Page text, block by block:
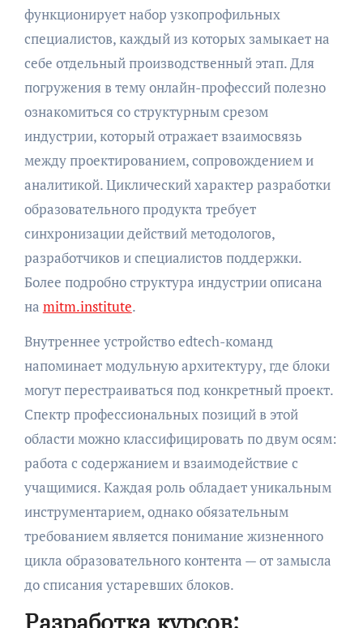
функционирует набор узкопрофильных
специалистов, каждый из которых замыкает на
себе отдельный производственный этап. Для
погружения в тему онлайн-профессий полезно
ознакомиться со структурным срезом
индустрии, который отражает взаимосвязь
между проектированием, сопровождением и
аналитикой. Циклический характер разработки
образовательного продукта требует
синхронизации действий методологов,
разработчиков и специалистов поддержки.
Более подробно структура индустрии описана
на mitm.institute.
Внутреннее устройство edtech-команд
напоминает модульную архитектуру, где блоки
могут перестраиваться под конкретный проект.
Спектр профессиональных позиций в этой
области можно классифицировать по двум осям:
работа с содержанием и взаимодействие с
учащимися. Каждая роль обладает уникальным
инструментарием, однако обязательным
требованием является понимание жизненного
цикла образовательного контента — от замысла
до списания устаревших блоков.
Разработка курсов: